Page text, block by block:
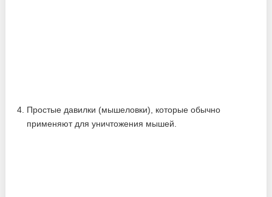
Простые давилки (мышеловки), которые обычно
применяют для уничтожения мышей.